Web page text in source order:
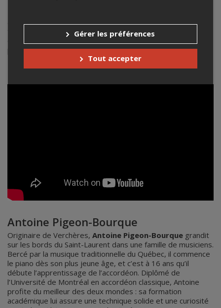
avec l’interprétation du tango et des musiques
traditionnelles de ce pays. Valérie a écrit une méthode
d’enseignement de l’accordéon-piano et convoite plusieurs
projets de développement s’y rattachant.
Antoine Pigeon-Bourque
Originaire de Verchères, Antoine Pigeon-Bourque grandit
sur les bords du Saint-Laurent dans une famille de musiciens.
Bercé par la musique traditionnelle du Québec, il commence
le piano dès son plus jeune âge, et c’est à 16 ans qu’il
débute l’apprentissage de l’accordéon. Diplômé de
l’Université de Montréal en accordéon classique, Antoine
profite du meilleur des deux mondes : sa formation
académique lui assure une technique solide et une curiosité
Gérer les préférences
Tout accepter